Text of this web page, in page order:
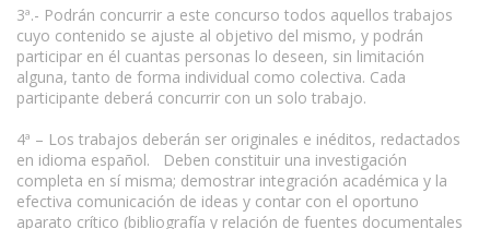
3ª.- Podrán concurrir a este concurso todos aquellos trabajos
cuyo contenido se ajuste al objetivo del mismo, y podrán
participar en él cuantas personas lo deseen, sin limitación
alguna, tanto de forma individual como colectiva. Cada
participante deberá concurrir con un solo trabajo.
4ª – Los trabajos deberán ser originales e inéditos, redactados
en idioma español. Deben constituir una investigación
completa en sí misma; demostrar integración académica y la
efectiva comunicación de ideas y contar con el oportuno
aparato crítico (bibliografía y relación de fuentes documentales